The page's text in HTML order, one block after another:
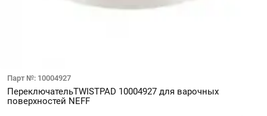
Парт №: 10004927
ПереключательTWISTPAD 10004927 для варочных
поверхностей NEFF